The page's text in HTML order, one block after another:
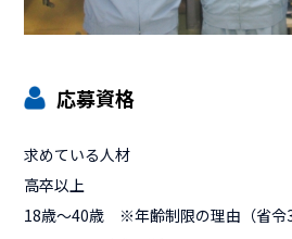
応募資格
求めている人材
高卒以上
18歳〜40歳 ※年齢制限の理由（省令